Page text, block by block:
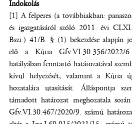
Indokolás
[1] A felperes (a továbbiakban:
és igazgatásáról szóló 2011. évi
Bszi.) 41/B. § (1) bekezdése alapján
elő a Kúria Gfv.VI.30.356/2022/
hatályában fenntartó határozatával
kívül helyezését, valamint a Kúria
hozatalára utasítását. Álláspontja
támadott határozat meghozatala
Gfv.VI.30.467/2020/9. számú